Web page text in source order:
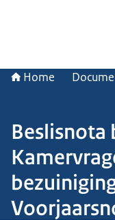
Home